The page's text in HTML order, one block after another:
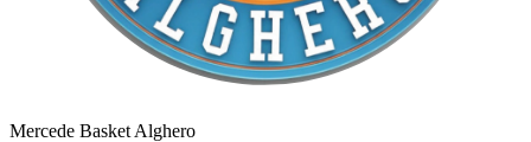
Mercede Basket Alghero